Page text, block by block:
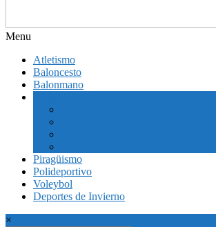
Menu
Atletismo
Baloncesto
Balonmano
Piragüismo
Polideportivo
Voleybol
Deportes de Invierno
×